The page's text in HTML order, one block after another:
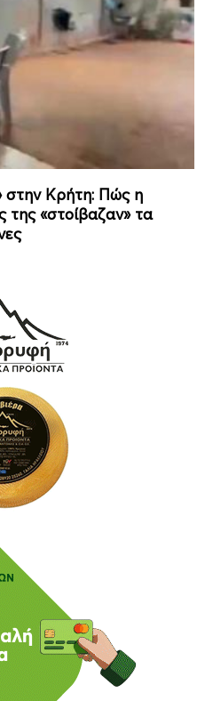
στην Κρήτη: Πώς η
της «στοίβαζαν» τα